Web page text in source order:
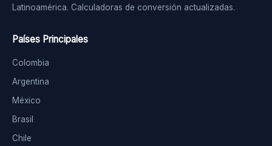
Latinoamérica. Calculadoras de conversión actualizadas.
Países Principales
Colombia
Argentina
México
Brasil
Chile